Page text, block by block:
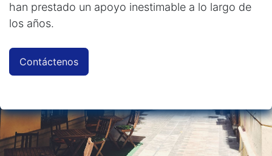
han prestado un apoyo inestimable a lo largo de
los años.
Contáctenos